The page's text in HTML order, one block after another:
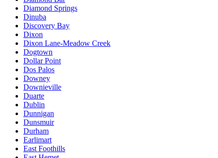
Diamond Springs
Dinuba
Discovery Bay
Dixon
Dixon Lane-Meadow Creek
Dogtown
Dollar Point
Dos Palos
Downey
Downieville
Duarte
Dublin
Dunnigan
Dunsmuir
Durham
Earlimart
East Foothills